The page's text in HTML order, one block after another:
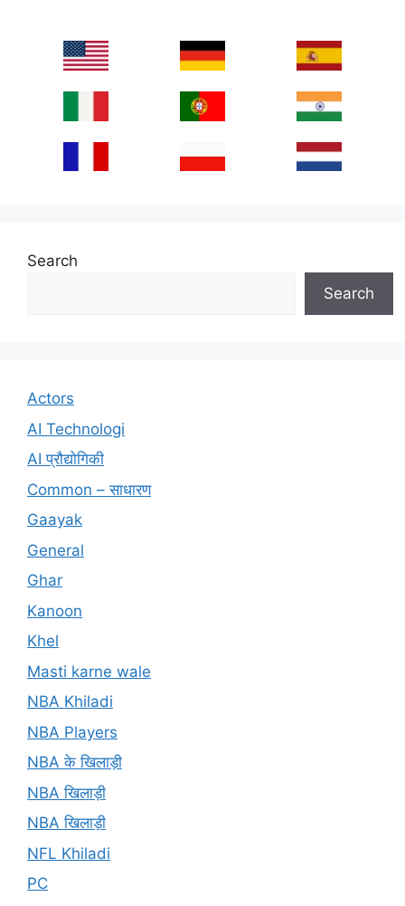
Search
Search
Actors
AI Technologi
AI प्रौद्योगिकी
Common – साधारण
Gaayak
General
Ghar
Kanoon
Khel
Masti karne wale
NBA Khiladi
NBA Players
NBA के खिलाड़ी
NBA खिलाड़ी
NBA खिलाड़ी
NFL Khiladi
PC